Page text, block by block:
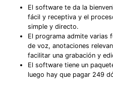
El software te da la
fácil y receptiva y el
simple y directo.
El programa admite varias
de voz, anotaciones
facilitar una grabación y
El software tiene un
luego hay que pagar 249